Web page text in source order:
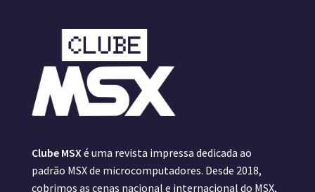
Clube MSX é uma revista impressa dedicada ao
padrão MSX de microcomputadores. Desde 2018,
cobrimos as cenas nacional e internacional do MSX,